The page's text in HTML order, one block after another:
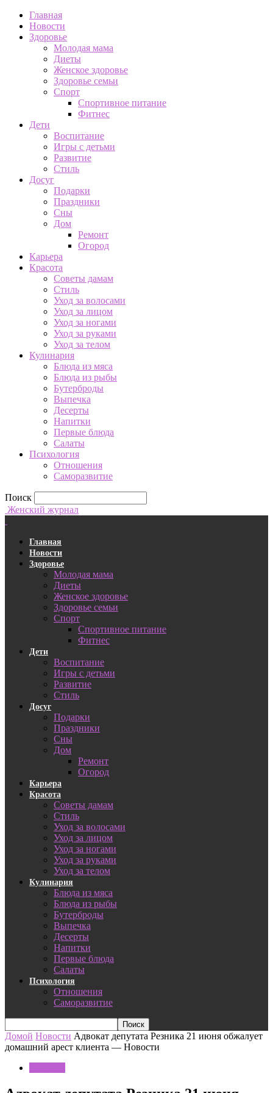
Главная
Новости
Здоровье
Молодая мама
Диеты
Женское здоровье
Здоровье семьи
Спорт
Спортивное питание
Фитнес
Дети
Воспитание
Игры с детьми
Развитие
Стиль
Досуг
Подарки
Праздники
Сны
Дом
Ремонт
Огород
Карьера
Красота
Советы дамам
Стиль
Уход за волосами
Уход за лицом
Уход за ногами
Уход за руками
Уход за телом
Кулинария
Блюда из мяса
Блюда из рыбы
Бутерброды
Выпечка
Десерты
Напитки
Первые блюда
Салаты
Психология
Отношения
Саморазвитие
Поиск
Женский журнал
Главная
Новости
Здоровье
Молодая мама
Диеты
Женское здоровье
Здоровье семьи
Спорт
Спортивное питание
Фитнес
Дети
Воспитание
Игры с детьми
Развитие
Стиль
Досуг
Подарки
Праздники
Сны
Дом
Ремонт
Огород
Карьера
Красота
Советы дамам
Стиль
Уход за волосами
Уход за лицом
Уход за ногами
Уход за руками
Уход за телом
Кулинария
Блюда из мяса
Блюда из рыбы
Бутерброды
Выпечка
Десерты
Напитки
Первые блюда
Салаты
Психология
Отношения
Саморазвитие
Домой Новости Адвокат депутата Резника 21 июня обжалует
домашний арест клиента — Новости